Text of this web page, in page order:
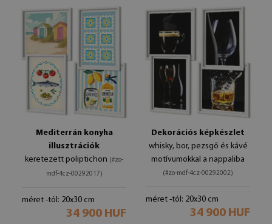
Mediterrán konyha
illusztrációk
keretezett poliptichon (#zo-
mdf-4cz-00292017)
méret -tól: 20x30 cm
34 900 HUF
Dekorációs képkészlet
whisky, bor, pezsgő és kávé
motívumokkal a nappaliba
(#zo-mdf-4cz-00292002)
méret -tól: 20x30 cm
34 900 HUF